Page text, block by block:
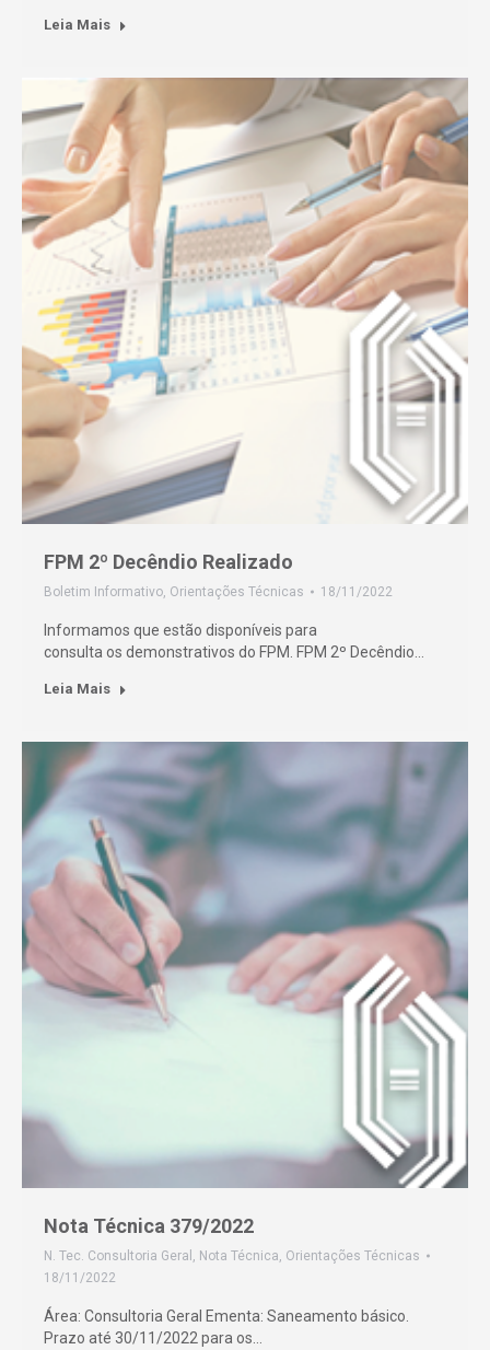
Leia Mais
FPM 2º Decêndio Realizado
Boletim Informativo, Orientações Técnicas 18/11/2022
Informamos que estão disponíveis para
consulta os demonstrativos do FPM. FPM 2º Decêndio…
Leia Mais
Nota Técnica 379/2022
N. Tec. Consultoria Geral , Nota Técnica, Orientações Técnicas
18/11/2022
Área: Consultoria Geral Ementa: Saneamento básico.
Prazo até 30/11/2022 para os…